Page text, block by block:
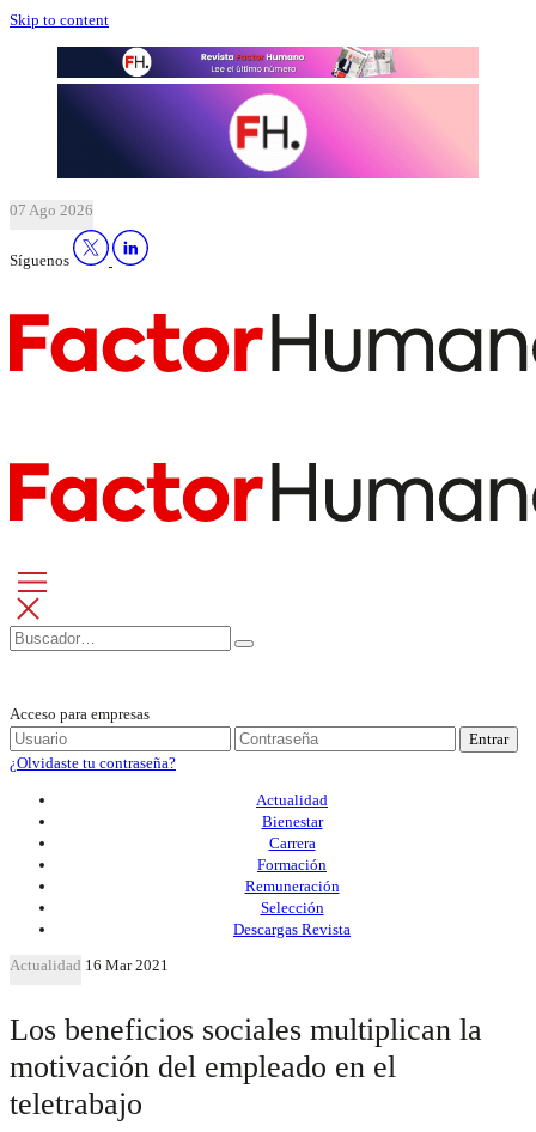
Skip to content
07 Ago 2026
Síguenos
Acceso para empresas
Entrar
¿Olvidaste tu contraseña?
Actualidad
Bienestar
Carrera
Formación
Remuneración
Selección
Descargas Revista
Actualidad 16 Mar 2021
Los beneficios sociales multiplican la
motivación del empleado en el
teletrabajo